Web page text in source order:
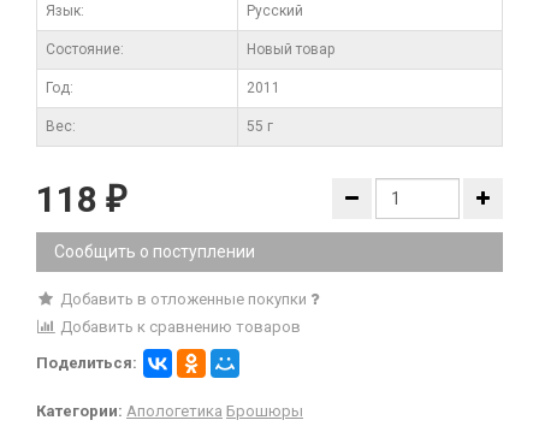
Язык: Русский
Состояние: Новый товар
Год: 2011
Вес: 55 г
118 ₽
Сообщить о поступлении
Добавить в отложенные покупки
Добавить к сравнению товаров
Поделиться:
Категории: Апологетика Брошюры